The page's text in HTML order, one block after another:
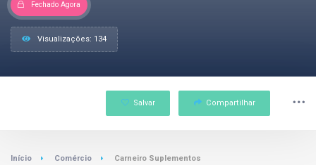
Fechado Agora
Visualizações: 134
Salvar Compartilhar
Início Comércio Carneiro Suplementos